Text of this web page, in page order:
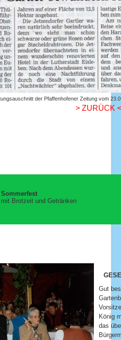
der Pfaffenhofener Zeitung vom
> ZURÜCK <
Sommerfest
mit Brotzeit und Getränken
Gut
König
das